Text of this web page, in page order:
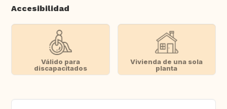
Accesibilidad
Válido para
discapacitados
Vivienda de una sola
planta